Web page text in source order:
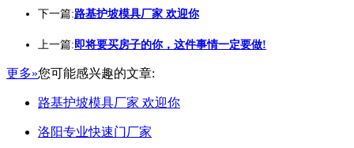
下一篇:路基护坡模具厂家 欢迎你
上一篇:即将要买房子的你，这件事情一定要做!
更多»您可能感兴趣的文章:
路基护坡模具厂家 欢迎你
洛阳专业快速门厂家